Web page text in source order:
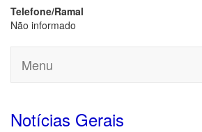
Telefone/Ramal
Não informado
Menu
Notícias Gerais